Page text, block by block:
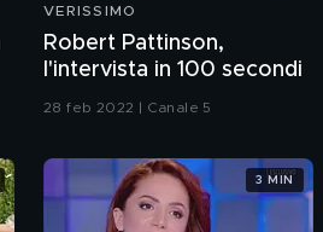
Lorella
VERISSIMO
Robert Pattinson,
l'intervista in 100 secondi
28 feb 2022 | Canale 5
3 MIN